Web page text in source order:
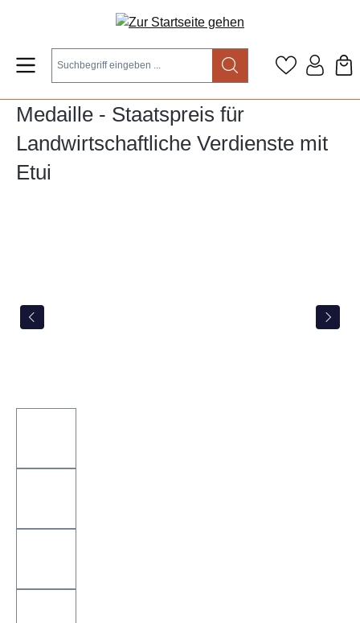
Zum Hauptinhalt springen
Medaille - Staatspreis für
Landwirtschaftliche Verdienste mit
Etui